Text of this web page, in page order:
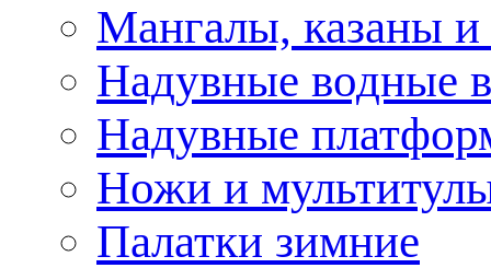
Мангалы, казаны и
Надувные водные
Надувные
Ножи и
Палатки зимние